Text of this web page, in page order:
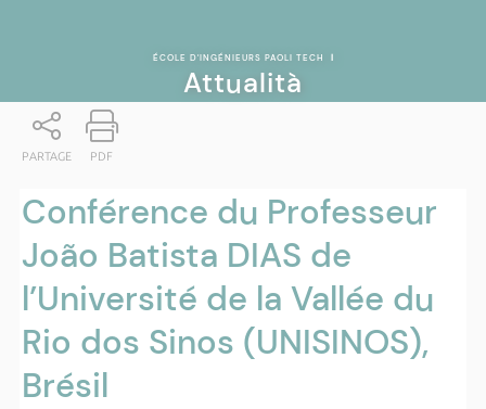
ÉCOLE D'INGÉNIEURS PAOLI TECH |
Attualità
PARTAGE PDF
Conférence du Professeur
João Batista DIAS de
l’Université de la Vallée du
Rio dos Sinos (UNISINOS),
Brésil